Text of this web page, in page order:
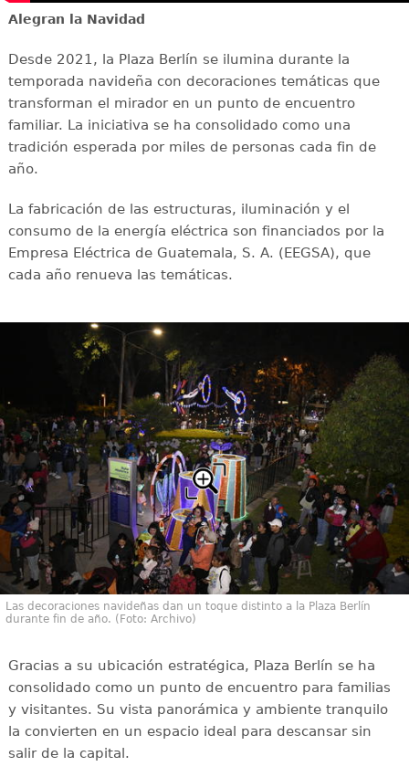
Alegran la Navidad
Desde 2021, la Plaza Berlín se ilumina durante la
temporada navideña con decoraciones temáticas que
transforman el mirador en un punto de encuentro
familiar. La iniciativa se ha consolidado como una
tradición esperada por miles de personas cada fin de
año.
La fabricación de las estructuras, iluminación y el
consumo de la energía eléctrica son financiados por la
Empresa Eléctrica de Guatemala, S. A. (EEGSA), que
cada año renueva las temáticas.
Las decoraciones navideñas dan un toque distinto a la Plaza Berlín
durante fin de año. (Foto: Archivo)
Gracias a su ubicación estratégica, Plaza Berlín se ha
consolidado como un punto de encuentro para familias
y visitantes. Su vista panorámica y ambiente tranquilo
la convierten en un espacio ideal para descansar sin
salir de la capital.